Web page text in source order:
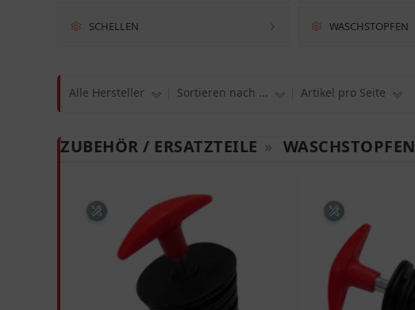
SCHELLEN WASCHSTOPFEN
Alle Hersteller Sortieren nach ... Artikel pro Seite
ZUBEHÖR / ERSATZTEILE » WASCHSTOPFEN